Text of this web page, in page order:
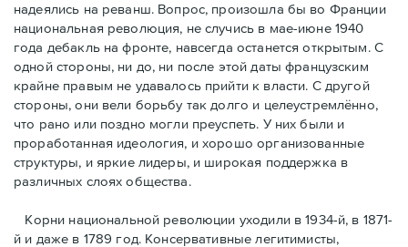
надеялись на реванш. Вопрос, произошла бы во Франции
национальная революция, не случись в мае-июне 1940
года дебакль на фронте, навсегда останется открытым. С
одной стороны, ни до, ни после этой даты французским
крайне правым не удавалось прийти к власти. С другой
стороны, они вели борьбу так долго и целеустремлённо,
что рано или поздно могли преуспеть. У них были и
проработанная идеология, и хорошо организованные
структуры, и яркие лидеры, и широкая поддержка в
различных слоях общества.
Корни национальной революции уходили в 1934-й, в 1871-
й и даже в 1789 год. Консервативные легитимисты,